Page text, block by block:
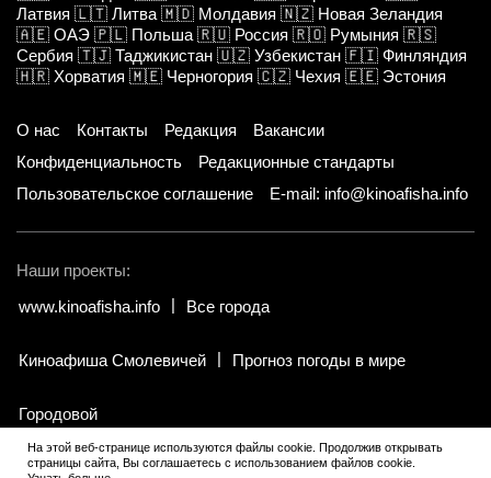
Латвия 🇱🇹 Литва 🇲🇩 Молдавия 🇳🇿 Новая Зеландия
🇦🇪 ОАЭ 🇵🇱 Польша 🇷🇺 Россия 🇷🇴 Румыния 🇷🇸
Сербия 🇹🇯 Таджикистан 🇺🇿 Узбекистан 🇫🇮 Финляндия
🇭🇷 Хорватия 🇲🇪 Черногория 🇨🇿 Чехия 🇪🇪 Эстония
О нас Контакты Редакция
Вакансии
Конфиденциальность
Редакционные стандарты
Пользовательское соглашение
E-mail: info@kinoafisha.info
Наши проекты:
www.kinoafisha.info
Все города
Киноафиша Смолевичей Прогноз погоды в мире
Городовой
© 2002-2026 Все права и материалы принадлежат «Киноафиша».
На этой веб-странице используются файлы cookie. Продолжив открывать
страницы сайта, Вы соглашаетесь с использованием файлов cookie.